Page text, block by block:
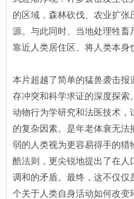
的区域，森林砍伐、农业扩
源。与此同时、当地处理牲
靠近人类居住区、将人类本身
本片超越了简单的猛兽袭击报
存冲突和科学求证的深度探索
动物行为学研究和法医技术
的复杂因素。是年老体衰无
弱的人类视为更容易得手的
酷法则，更尖锐地提出了在人
调和的矛盾。最终，这不仅仅
个关于人类自身活动如何改